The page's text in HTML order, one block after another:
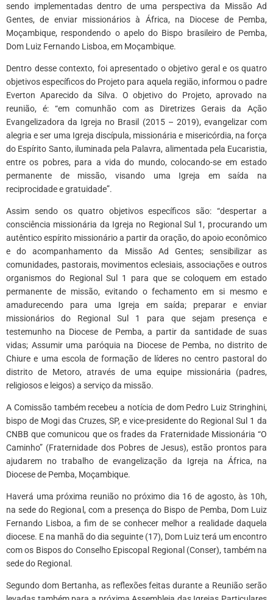
sendo implementadas dentro de uma perspectiva da Missão Ad
Gentes, de enviar missionários à África, na Diocese de Pemba,
Moçambique, respondendo o apelo do Bispo brasileiro de Pemba,
Dom Luiz Fernando Lisboa, em Moçambique.
Dentro desse contexto, foi apresentado o objetivo geral e os quatro
objetivos específicos do Projeto para aquela região, informou o padre
Everton Aparecido da Silva. O objetivo do Projeto, aprovado na
reunião, é: “em comunhão com as Diretrizes Gerais da Ação
Evangelizadora da Igreja no Brasil (2015 – 2019), evangelizar com
alegria e ser uma Igreja discípula, missionária e misericórdia, na força
do Espírito Santo, iluminada pela Palavra, alimentada pela Eucaristia,
entre os pobres, para a vida do mundo, colocando-se em estado
permanente de missão, visando uma Igreja em saída na
reciprocidade e gratuidade”.
Assim sendo os quatro objetivos específicos são: “despertar a
consciência missionária da Igreja no Regional Sul 1, procurando um
autêntico espírito missionário a partir da oração, do apoio econômico
e do acompanhamento da Missão Ad Gentes; sensibilizar as
comunidades, pastorais, movimentos eclesiais, associações e outros
organismos do Regional Sul 1 para que se coloquem em estado
permanente de missão, evitando o fechamento em si mesmo e
amadurecendo para uma Igreja em saída; preparar e enviar
missionários do Regional Sul 1 para que sejam presença e
testemunho na Diocese de Pemba, a partir da santidade de suas
vidas; Assumir uma paróquia na Diocese de Pemba, no distrito de
Chiure e uma escola de formação de líderes no centro pastoral do
distrito de Metoro, através de uma equipe missionária (padres,
religiosos e leigos) a serviço da missão.
A Comissão também recebeu a notícia de dom Pedro Luiz Stringhini,
bispo de Mogi das Cruzes, SP, e vice-presidente do Regional Sul 1 da
CNBB que comunicou que os frades da Fraternidade Missionária “O
Caminho” (Fraternidade dos Pobres de Jesus), estão prontos para
ajudarem no trabalho de evangelização da Igreja na África, na
Diocese de Pemba, Moçambique.
Haverá uma próxima reunião no próximo dia 16 de agosto, às 10h,
na sede do Regional, com a presença do Bispo de Pemba, Dom Luiz
Fernando Lisboa, a fim de se conhecer melhor a realidade daquela
diocese. E na manhã do dia seguinte (17), Dom Luiz terá um encontro
com os Bispos do Conselho Episcopal Regional (Conser), também na
sede do Regional.
Segundo dom Bertanha, as reflexões feitas durante a Reunião serão